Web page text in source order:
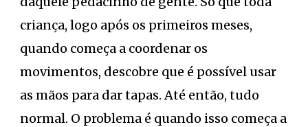
criança, logo após os primeiros meses,
quando começa a coordenar os
movimentos, descobre que é possível usar
as mãos para dar tapas. Até então, tudo
normal. O problema é quando isso começa a